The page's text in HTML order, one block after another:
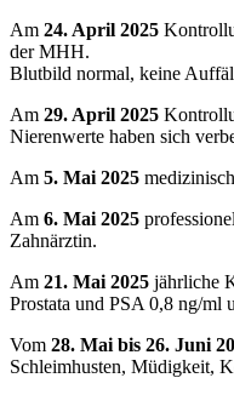
Am 24. April 2025
der MHH.
Blutbild normal, keine
Am 29. April 2025
Nierenwerte haben sich
Am 5. Mai 2025
Am 6. Mai 2025
Zahnärztin.
Am 21. Mai 2025 jährliche
Prostata und PSA 0,8 ng/ml
Vom 28. Mai bis 26. Juni
Schleimhusten, Müdigkeit,